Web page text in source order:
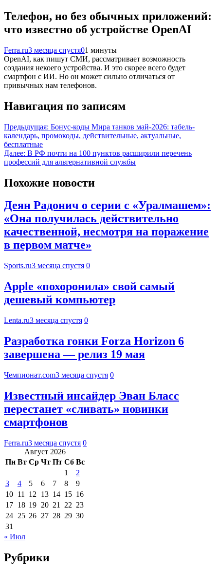
Телефон, но без обычных приложений:
что известно об устройстве OpenAI
Ferra.ru3 месяца спустя01 минуты
OpenAI, как пишут СМИ, рассматривает возможность
создания некоего устройства. И это скорее всего будет
смартфон с ИИ. Но он может сильно отличаться от
привычных нам телефонов.
Навигация по записям
Предыдущая: Бонус-коды Мира танков май-2026: табель-
календарь, промокоды, действительные, актуальные,
бесплатные
Далее: В РФ почти на 100 пунктов расширили перечень
профессий для альтернативной службы
Похожие новости
Деян Радонич о серии с «Уралмашем»:
«Она получилась действительно
качественной, несмотря на поражение
в первом матче»
Sports.ru3 месяца спустя 0
Apple «похоронила» свой самый
дешевый компьютер
Lenta.ru3 месяца спустя 0
Разработка гонки Forza Horizon 6
завершена — релиз 19 мая
Чемпионат.com3 месяца спустя 0
Известный инсайдер Эван Бласс
перестанет «сливать» новинки
смартфонов
Ferra.ru3 месяца спустя 0
Август 2026
Пн Вт Ср Чт Пт Сб Вс
1
2
3
4 5 6 7 8
9
10 11 12 13 14 15 16
17 18 19 20 21 22 23
24 25 26 27 28 29 30
31
« Июл
Рубрики